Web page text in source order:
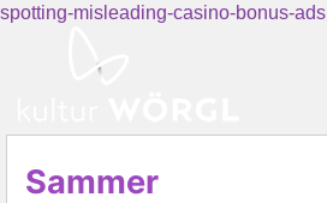
spotting-misleading-casino-bonus-ads
Sammer